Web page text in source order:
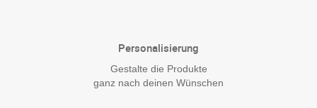
Personalisierung
Gestalte die Produkte
ganz nach deinen Wünschen